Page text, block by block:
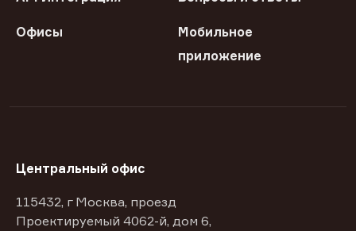
Офисы
Мобильное
приложение
Центральный офис
115432, г Москва, проезд
Проектируемый 4062-й, дом 6,